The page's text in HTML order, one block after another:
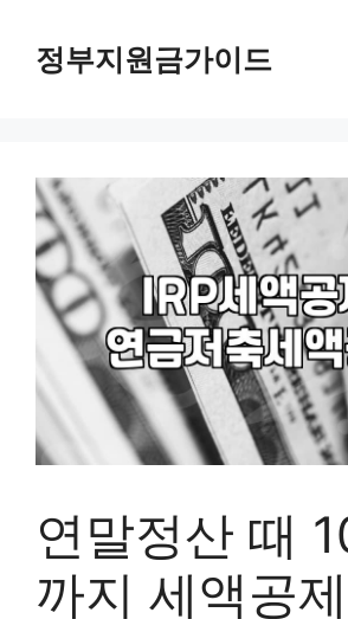
정부지원금가이드
연말정산 때
까지 세액공